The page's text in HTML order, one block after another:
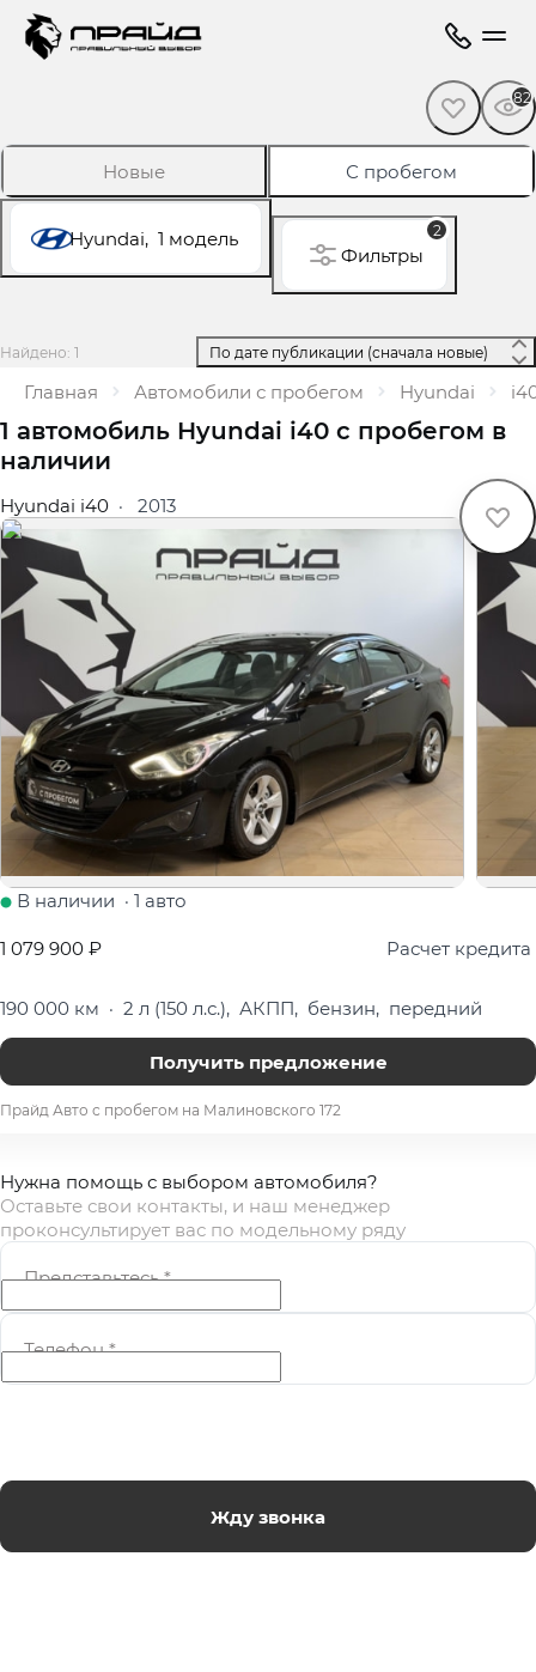
82
Новые С пробегом
Hyundai, 1 модель 2
Фильтры
Найдено: 1
Главная Автомобили с пробегом Hyundai
1 автомобиль Hyundai i40 с пробегом в
наличии
Hyundai i40 · 2013
В наличии · 1 авто
1 079 900 ₽
Расчет кредита
190 000 км · 2 л (150 л.с.), АКПП, бензин, передний
Получить предложение
Прайд Авто с пробегом на Малиновского 172
Нужна помощь с выбором автомобиля?
Оставьте свои контакты, и наш менеджер
проконсультирует вас по модельному ряду
Представьтесь*
Телефон*
Жду звонка